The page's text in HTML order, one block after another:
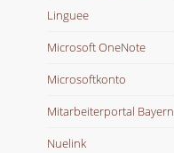
Linguee
Microsoft OneNote
Microsoftkonto
Mitarbeiterportal Bayern
Nuelink